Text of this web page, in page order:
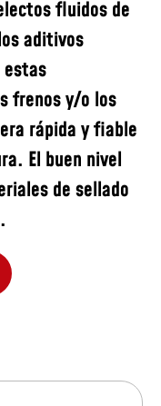
fluidos de
aditivos
estas
frenos y/o los
rápida y fiable
El buen nivel
de sellado